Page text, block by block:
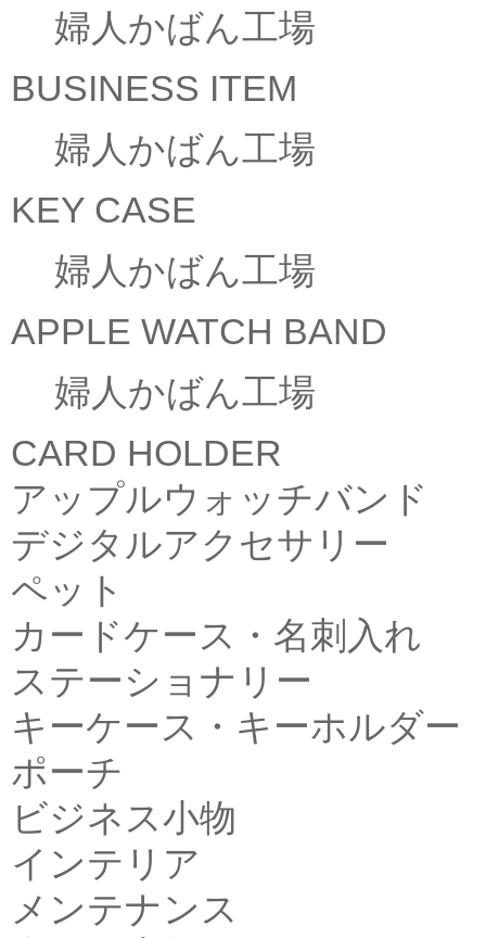
婦人かばん工場
BUSINESS ITEM
婦人かばん工場
KEY CASE
婦人かばん工場
APPLE WATCH BAND
婦人かばん工場
CARD HOLDER
アップルウォッチバンド
デジタルアクセサリー
ペット
カードケース・名刺入れ
ステーショナリー
キーケース・キーホルダー
ポーチ
ビジネス小物
インテリア
メンテナンス